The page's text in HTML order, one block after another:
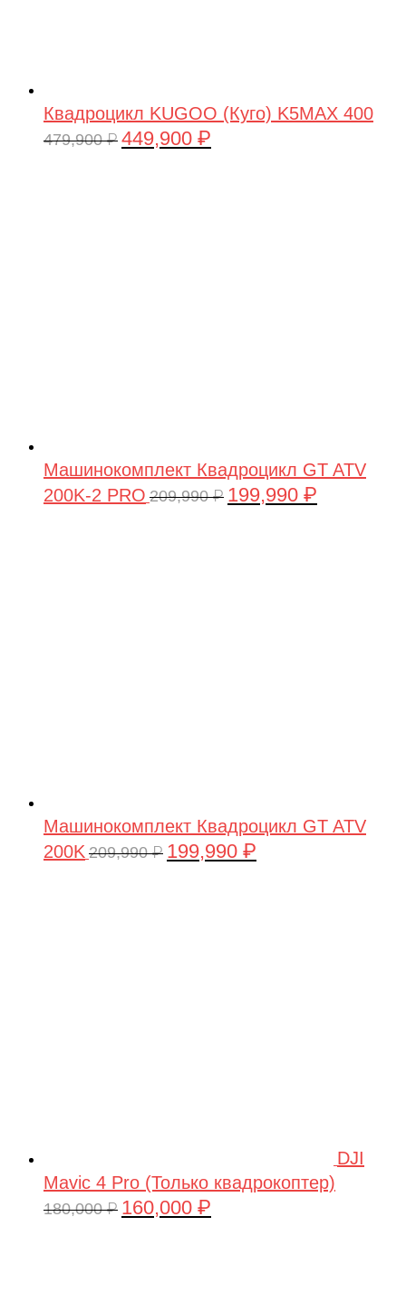
Квадроцикл KUGOO (Куго) K5MAX 400
479,900₽ Первоначальная
449,900 ₽
Машинокомплект Квадроцикл GT ATV
200K-2 PRO 209,990₽ Первоначальная
199,990 ₽
Машинокомплект Квадроцикл GT ATV
200K 209,990₽ Первоначальная
199,990 ₽
DJI
Mavic 4 Pro (Только квадрокоптер)
180,000₽ Первоначальная
160,000 ₽